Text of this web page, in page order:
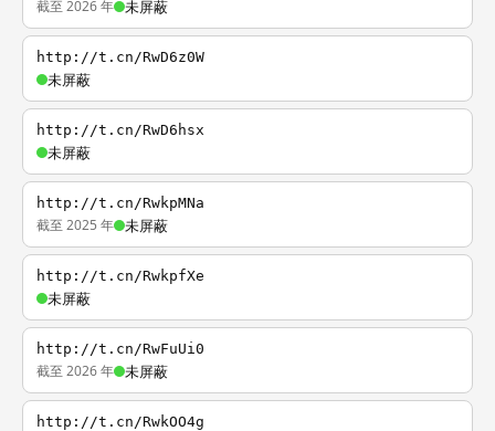
截至 2026 年 未屏蔽
http://t.cn/RwD6z0W
未屏蔽
http://t.cn/RwD6hsx
未屏蔽
http://t.cn/RwkpMNa
截至 2025 年 未屏蔽
http://t.cn/RwkpfXe
未屏蔽
http://t.cn/RwFuUi0
截至 2026 年 未屏蔽
http://t.cn/RwkOO4g